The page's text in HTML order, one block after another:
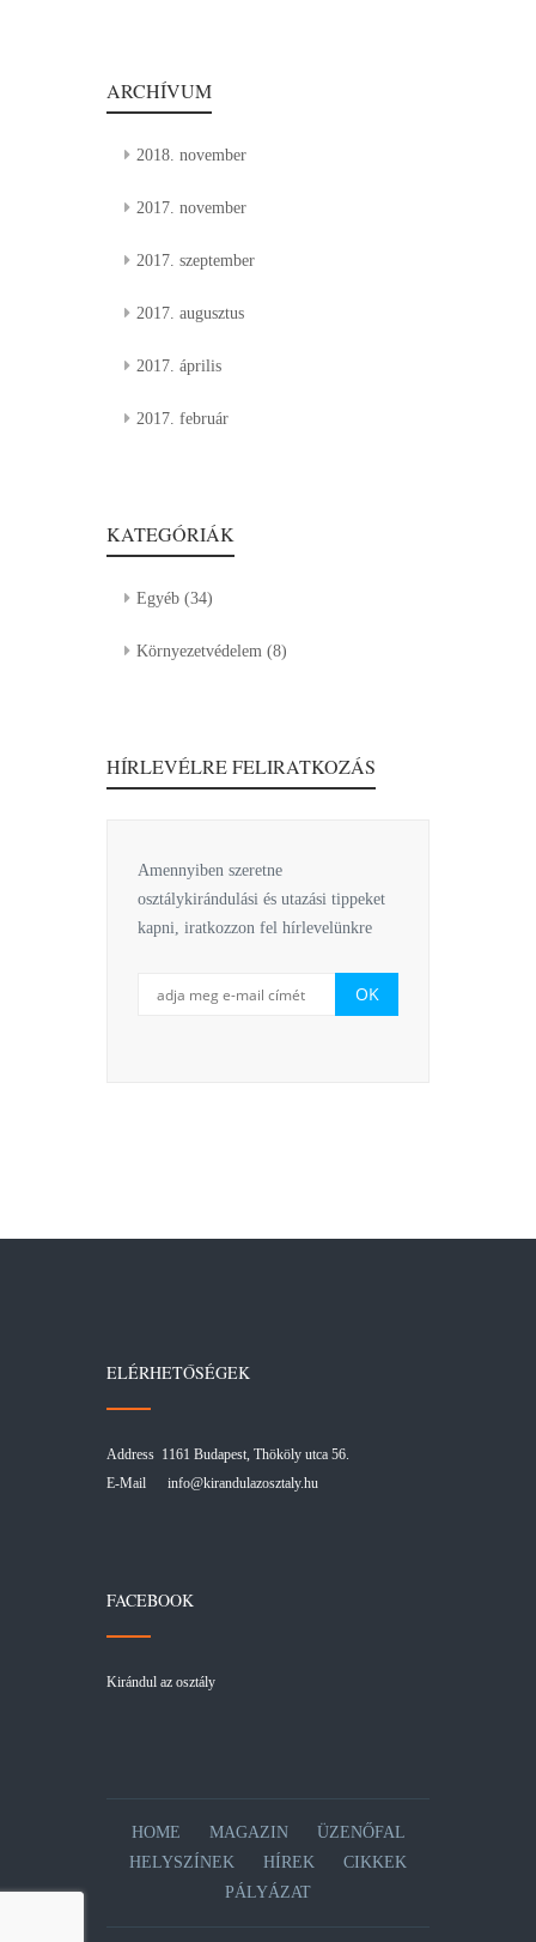
ARCHÍVUM
2018. november
2017. november
2017. szeptember
2017. augusztus
2017. április
2017. február
KATEGÓRIÁK
Egyéb (34)
Környezetvédelem (8)
HÍRLEVÉLRE FELIRATKOZÁS
Amennyiben szeretne
osztálykirándulási és utazási tippeket
kapni, iratkozzon fel hírlevelünkre
ELÉRHETŐSÉGEK
Address 1161 Budapest, Thököly utca 56.
E-Mail info@kirandulazosztaly.hu
FACEBOOK
Kirándul az osztály
HOME MAGAZIN
ÜZENŐFAL
HELYSZÍNEK
HÍREK
CIKKEK
PÁLYÁZAT